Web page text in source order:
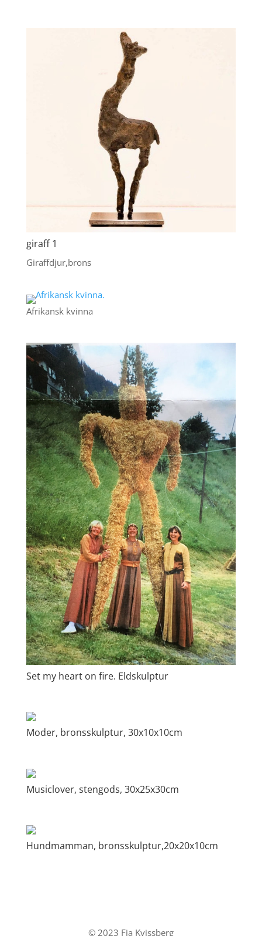
giraff 1
Giraffdjur,brons
Afrikansk kvinna
Set my heart on fire. Eldskulptur
Moder, bronsskulptur, 30x10x10cm
Musiclover, stengods, 30x25x30cm
Hundmamman, bronsskulptur,20x20x10cm
© 2023 Fia Kvissberg